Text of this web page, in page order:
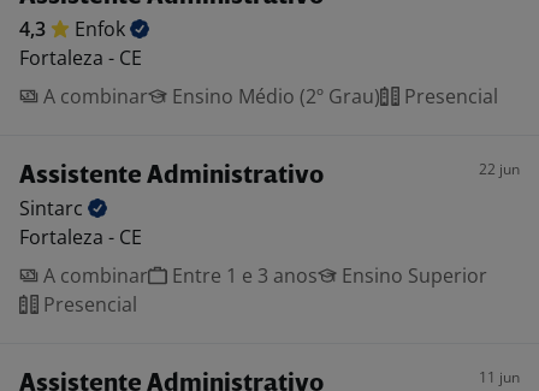
4,3
Enfok
Fortaleza - CE
A combinar
Ensino Médio (2º Grau) Presencial
Assistente Administrativo 22 jun
Sintarc
Fortaleza - CE
A combinar
Entre 1 e 3 anos
Ensino Superior
Presencial
Assistente Administrativo 11 jun